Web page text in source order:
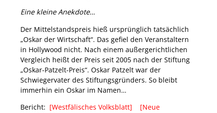
Eine kleine Anekdote…
Der Mittelstandspreis hieß ursprünglich tatsächlich
„Oskar der Wirtschaft“. Das gefiel den Veranstaltern
in Hollywood nicht. Nach einem außergerichtlichen
Vergleich heißt der Preis seit 2005 nach der Stiftung
„Oskar-Patzelt-Preis“. Oskar Patzelt war der
Schwiegervater des Stiftungsgründers. So bleibt
immerhin ein Oskar im Namen…
Bericht: [Westfälisches Volksblatt]
[Neue